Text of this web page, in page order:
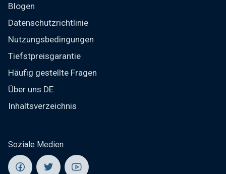
Blogen
Datenschutzrichtlinie
Nutzungsbedingungen
Tiefstpreisgarantie
Häufig gestellte Fragen
Über uns DE
Inhaltsverzeichnis
Soziale Medien